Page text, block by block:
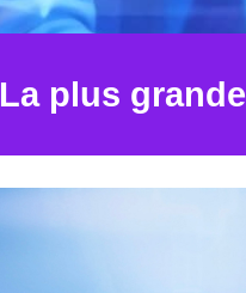
La plus